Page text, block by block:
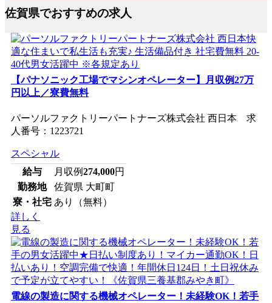
佐賀県でおすすめの求人
【パナソニック工場でマシンオペレーター】月収例27万
円以上／寮費無料
パーソルファクトリーパートナーズ株式会社 西日本 求
人番号：1223721
スペシャル
給与
月収例274,000円
勤務地
佐賀県 大町町
寮・社宅 あり（無料）
詳しく
見る
電線の製造に関する機械オペレーター！未経験OK！若手